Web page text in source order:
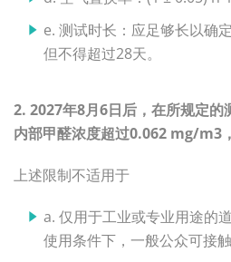
e. 测试时长：应足够长以确
但不得超过28天。
2. 2027年8月6日后，在所规定的
内部甲醛浓度超过0.062 mg/m3
上述限制不适用于
a. 仅用于工业或专业用途的
使用条件下，一般公众可接